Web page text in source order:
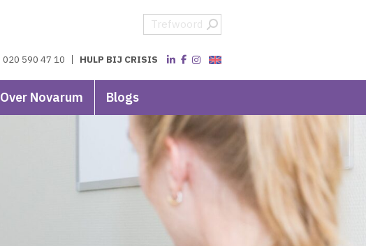
020 590 47 10 HULP BIJ CRISIS
Over Novarum Blogs